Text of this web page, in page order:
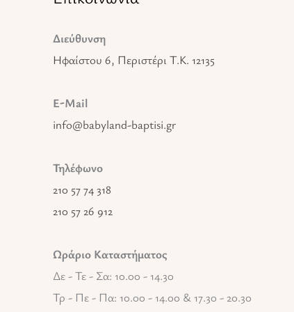
Διεύθυνση
Ηφαίστου 6, Περιστέρι T.K. 12135
E-Mail
info@babyland-baptisi.gr
Τηλέφωνο
210 57 74 318
210 57 26 912
Ωράριο Καταστήματος
Δε - Τε - Σα: 10.00 - 14.30
Τρ - Πε - Πα: 10.00 - 14.00 & 17.30 - 20.30